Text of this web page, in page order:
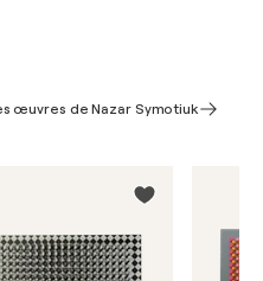
œuvres de Nazar Symotiuk